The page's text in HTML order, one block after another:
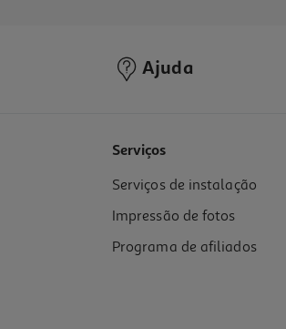
Ajuda
Serviços
Serviços de instalação
Impressão de fotos
Programa de afiliados